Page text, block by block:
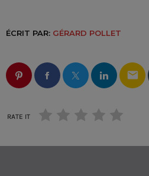
ÉCRIT PAR: GÉRARD POLLET
email
RATE IT